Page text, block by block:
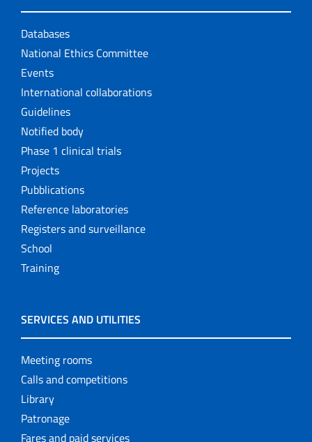
Databases
National Ethics Committee
Events
International collaborations
Guidelines
Notified body
Phase 1 clinical trials
Projects
Pubblications
Reference laboratories
Registers and surveillance
School
Training
SERVICES AND UTILITIES
Meeting rooms
Calls and competitions
Library
Patronage
Fares and paid services